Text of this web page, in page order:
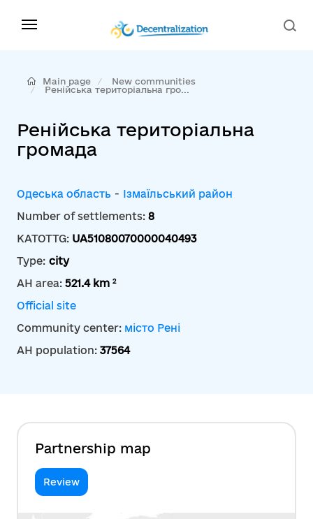
Main page
New communities
Ренійська територіальна гро...
Ренійська територіальна
громада
Одеська область - Ізмаїльський район
Number of settlements: 8
KATOTTG: UA51080070000040493
Type: city
AH area: 521.4 km 2
Official site
Community center: місто Рені
AH population: 37564
Partnership map
Review